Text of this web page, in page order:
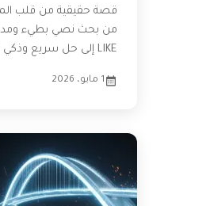
قصة حقيقية من قلب
من بحث نصي بطيء ومدمر
1 مايو، 2026